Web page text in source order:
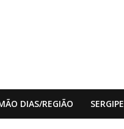
DIAS/REGIÃO SERGIPE